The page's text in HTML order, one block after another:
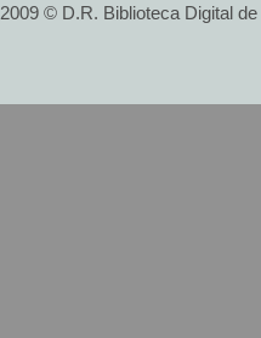
2009 © D.R. Biblioteca Digital